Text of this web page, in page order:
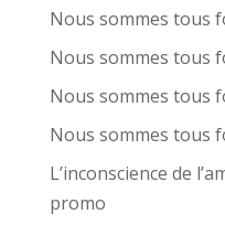
Nous sommes tous
Nous sommes tous
Nous sommes tous
Nous sommes tous
L’inconscience de
promo